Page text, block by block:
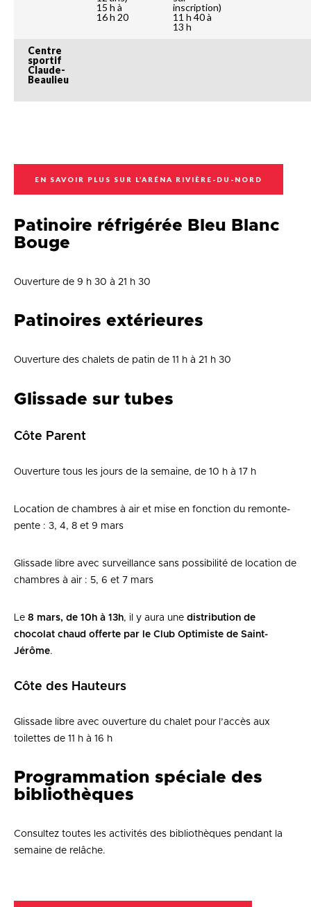
15 h à
16 h 20
inscription)
11 h 40 à
13 h
Centre
sportif
Claude-
Beaulieu
EN SAVOIR PLUS SUR L’ARÉNA RIVIÈRE-DU-NORD
Patinoire réfrigérée Bleu Blanc
Bouge
Ouverture de 9 h 30 à 21 h 30
Patinoires extérieures
Ouverture des chalets de patin de 11 h à 21 h 30
Glissade sur tubes
Côte Parent
Ouverture tous les jours de la semaine, de 10 h à 17 h
Location de chambres à air et mise en fonction du remonte-
pente : 3, 4, 8 et 9 mars
Glissade libre avec surveillance sans possibilité de location de
chambres à air : 5, 6 et 7 mars
Le 8 mars, de 10h à 13h, il y aura une distribution de
chocolat chaud offerte par le Club Optimiste de Saint-
Jérôme.
Côte des Hauteurs
Glissade libre avec ouverture du chalet pour l’accès aux
toilettes de 11 h à 16 h
Programmation spéciale des
bibliothèques
Consultez toutes les activités des bibliothèques pendant la
semaine de relâche.